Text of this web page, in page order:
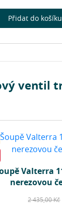
Přidat do košíku
ventil
Valterra
nerezovou
2 435,00 Kč